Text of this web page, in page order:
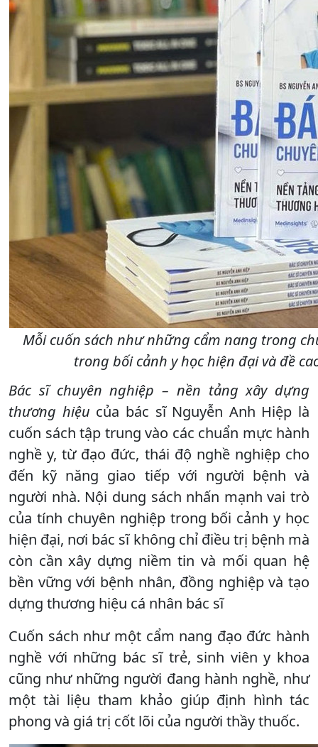
Mỗi cuốn sách như những cẩm nang trong
trong bối cảnh y học hiện đại và đề
Bác sĩ chuyên nghiệp – nền tảng xây dựng
thương hiệu của bác sĩ Nguyễn Anh Hiệp là
cuốn sách tập trung vào các chuẩn mực hành
nghề y, từ đạo đức, thái độ nghề nghiệp cho
đến kỹ năng giao tiếp với người bệnh và
người nhà. Nội dung sách nhấn mạnh vai trò
của tính chuyên nghiệp trong bối cảnh y học
hiện đại, nơi bác sĩ không chỉ điều trị bệnh mà
còn cần xây dựng niềm tin và mối quan hệ
bền vững với bệnh nhân, đồng nghiệp và tạo
dựng thương hiệu cá nhân bác sĩ
Cuốn sách như một cẩm nang đạo đức hành
nghề với những bác sĩ trẻ, sinh viên y khoa
cũng như những người đang hành nghề, như
một tài liệu tham khảo giúp định hình tác
phong và giá trị cốt lõi của người thầy thuốc.